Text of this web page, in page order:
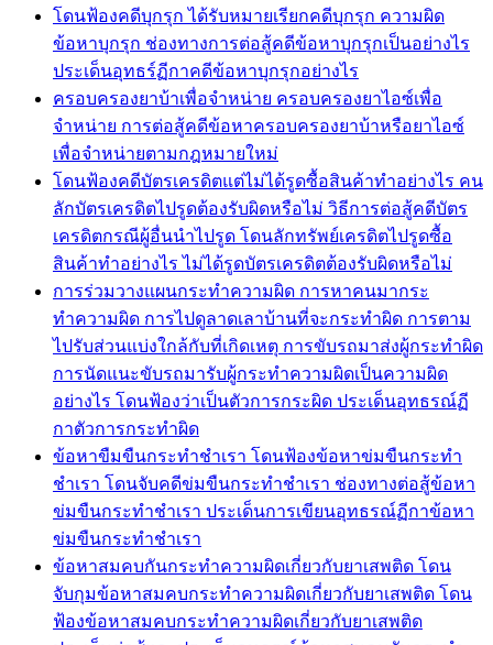
โดนฟ้องคดีบุกรุก ได้รับหมายเรียกคดีบุกรุก ความผิด
ข้อหาบุกรุก ช่องทางการต่อสู้คดีข้อหาบุกรุกเป็นอย่างไร
ประเด็นอุทธร์ฏีกาคดีข้อหาบุกรุกอย่างไร
ครอบครองยาบ้าเพื่อจำหน่าย ครอบครองยาไอซ์เพื่อ
จำหน่าย การต่อสู้คดีข้อหาครอบครองยาบ้าหรือยาไอซ์
เพื่อจำหน่ายตามกฎหมายใหม่
โดนฟ้องคดีบัตรเครดิตแต่ไม่ได้รูดซื้อสินค้าทำอย่างไร คน
ลักบัตรเครดิตไปรูดต้องรับผิดหรือไม่ วิธีการต่อสู้คดีบัตร
เครดิตกรณีผู้อื่นนำไปรูด โดนลักทรัพย์เครดิตไปรูดซื้อ
สินค้าทำอย่างไร ไม่ได้รูดบัตรเครดิตต้องรับผิดหรือไม่
การร่วมวางแผนกระทำความผิด การหาคนมากระ
ทำความผิด การไปดูลาดเลาบ้านที่จะกระทำผิด การตาม
ไปรับส่วนแบ่งใกล้กับที่เกิดเหตุ การขับรถมาส่งผู้กระทำผิด
การนัดแนะขับรถมารับผู้กระทำความผิดเป็นความผิด
อย่างไร โดนฟ้องว่าเป็นตัวการกระผิด ประเด็นอุทธรณ์ฏี
กาตัวการกระทำผิด
ข้อหาขืมขืนกระทำชำเรา โดนฟ้องข้อหาข่มขืนกระทำ
ชำเรา โดนจับคดีข่มขืนกระทำชำเรา ช่องทางต่อสู้ข้อหา
ข่มขืนกระทำชำเรา ประเด็นการเขียนอุทธรณ์ฏีกาข้อหา
ข่มขืนกระทำชำเรา
ข้อหาสมคบกันกระทำความผิดเกี่ยวกับยาเสพติด โดน
จับกุมข้อหาสมคบกระทำความผิดเกี่ยวกับยาเสพติด โดน
ฟ้องข้อหาสมคบกระทำความผิดเกี่ยวกับยาเสพติด